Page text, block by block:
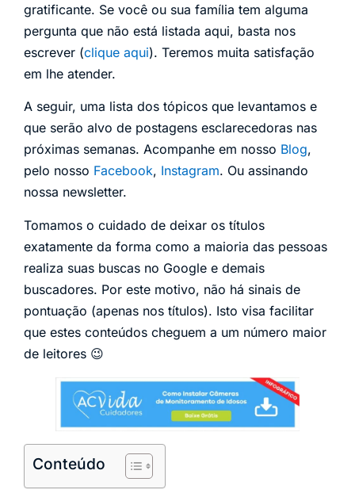
gratificante. Se você ou sua família tem alguma
pergunta que não está listada aqui, basta nos
escrever (clique aqui). Teremos muita satisfação
em lhe atender.
A seguir, uma lista dos tópicos que levantamos e
que serão alvo de postagens esclarecedoras nas
próximas semanas. Acompanhe em nosso Blog,
pelo nosso Facebook, Instagram. Ou assinando
nossa newsletter.
Tomamos o cuidado de deixar os títulos
exatamente da forma como a maioria das pessoas
realiza suas buscas no Google e demais
buscadores. Por este motivo, não há sinais de
pontuação (apenas nos títulos). Isto visa facilitar
que estes conteúdos cheguem a um número maior
de leitores 😉
Conteúdo